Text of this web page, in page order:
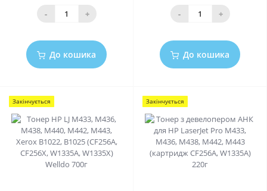
- +
До кошика
- +
До кошика
Закінчується Закінчується